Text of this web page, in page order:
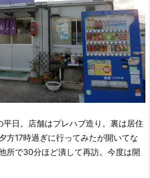
日。店舗はプレハブ造り。裏は居住
方17時過ぎに行ってみたが開いてな
所で30分ほど潰して再訪。今度は開